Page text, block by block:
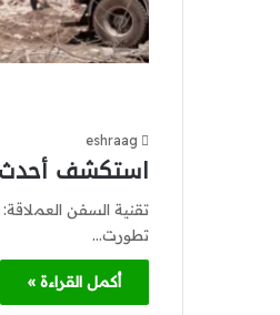
eshraag
استكشف أحدث
تطورت…
أكمل القراءة »